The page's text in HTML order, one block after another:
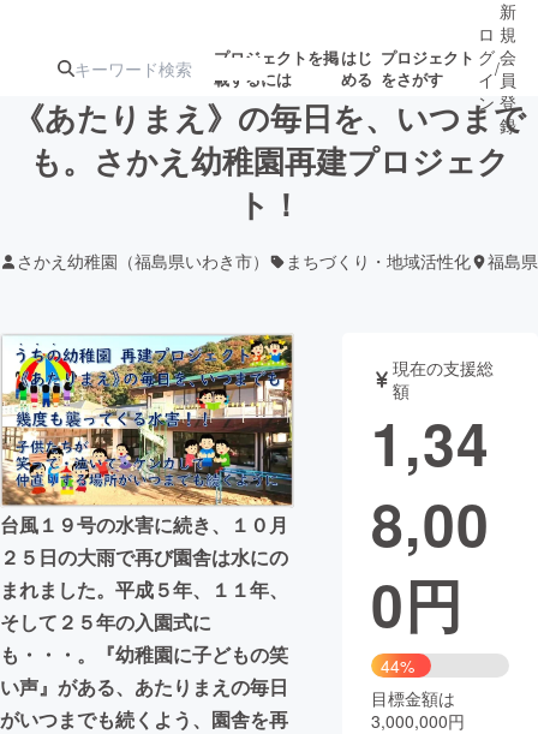
プロジェクトを掲
載するには
はじ
める
プロジェクト
をさがす
注目の新着プロ
テクノロジー・ガジェット
映像・映画 書籍・雑誌
ビジネス・起業 チャレンジ
まちづくり・地域活性化
CAMPFIRE for Social Good
CAMPFIRE Creation
CAMPFIREふるさと納税machi-ya コミュニティ
ロ
グ
イ
ン
/
新
規
会
員
登
録
《あたりまえ》の毎日を、いつまで
も。さかえ幼稚園再建プロジェク
ト！
さかえ幼稚園（福島県いわき市） まちづくり・地域活性化 福島県
台風１９号の水害に続き、１０月
２５日の大雨で再び園舎は水にの
まれました。平成５年、１１年、
そして２５年の入園式に
も・・・。『幼稚園に子どもの笑
い声』がある、あたりまえの毎日
がいつまでも続くよう、園舎を再
現在の支援総
額
1,34
8,00
0円
44%
目標金額は
3,000,000円